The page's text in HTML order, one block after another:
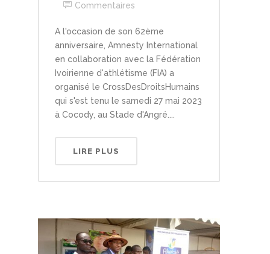
Commentaires
A l'occasion de son 62ème
anniversaire, Amnesty International
en collaboration avec la Fédération
Ivoirienne d'athlétisme (FIA) a
organisé le CrossDesDroitsHumains
qui s'est tenu le samedi 27 mai 2023
à Cocody, au Stade d'Angré....
LIRE PLUS